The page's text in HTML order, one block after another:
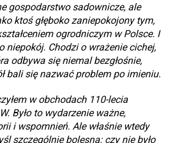
gospodarstwo sadownicze, ale
ktoś głęboko zaniepokojony tym,
ogrodniczym w Polsce. I
niepokój. Chodzi o wrażenie cichej,
odbywa się niemal bezgłośnie,
bali się nazwać problem po imieniu.
w obchodach 110-lecia
Było to wydarzenie ważne,
i wspomnień. Ale właśnie wtedy
szczególnie bolesna: czy nie było